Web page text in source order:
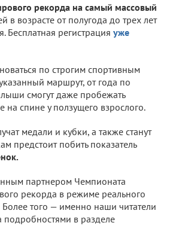
рекорда на самый массовый
в возрасте от полугода до трех лет
Бесплатная регистрация уже
по строгим спортивным
маршрут, от года по
смогут даже пробежать
на спине у ползущего взрослого.
медали и кубки, а также станут
предстоит побить показатель
партнером Чемпионата
рекорда в режиме реального
того — именно наши читатели
подробностями в разделе